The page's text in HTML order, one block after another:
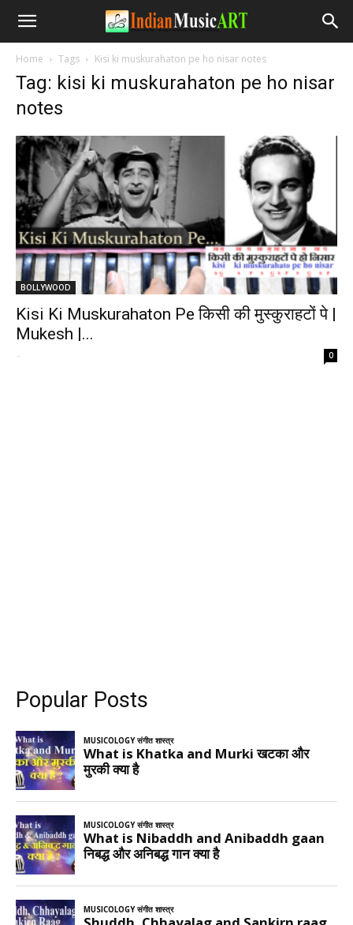
Home Tags Kisi ki muskurahaton pe ho nisar notes
Tag: kisi ki muskurahaton pe ho nisar
notes
BOLLYWOOD
Kisi Ki Muskurahaton Pe किसी की मुस्कुराहटों पे |
Mukesh |...
- 0
Popular Posts